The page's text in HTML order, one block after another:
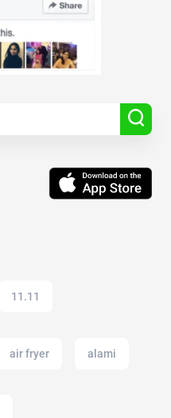
11.11
air fryer alami